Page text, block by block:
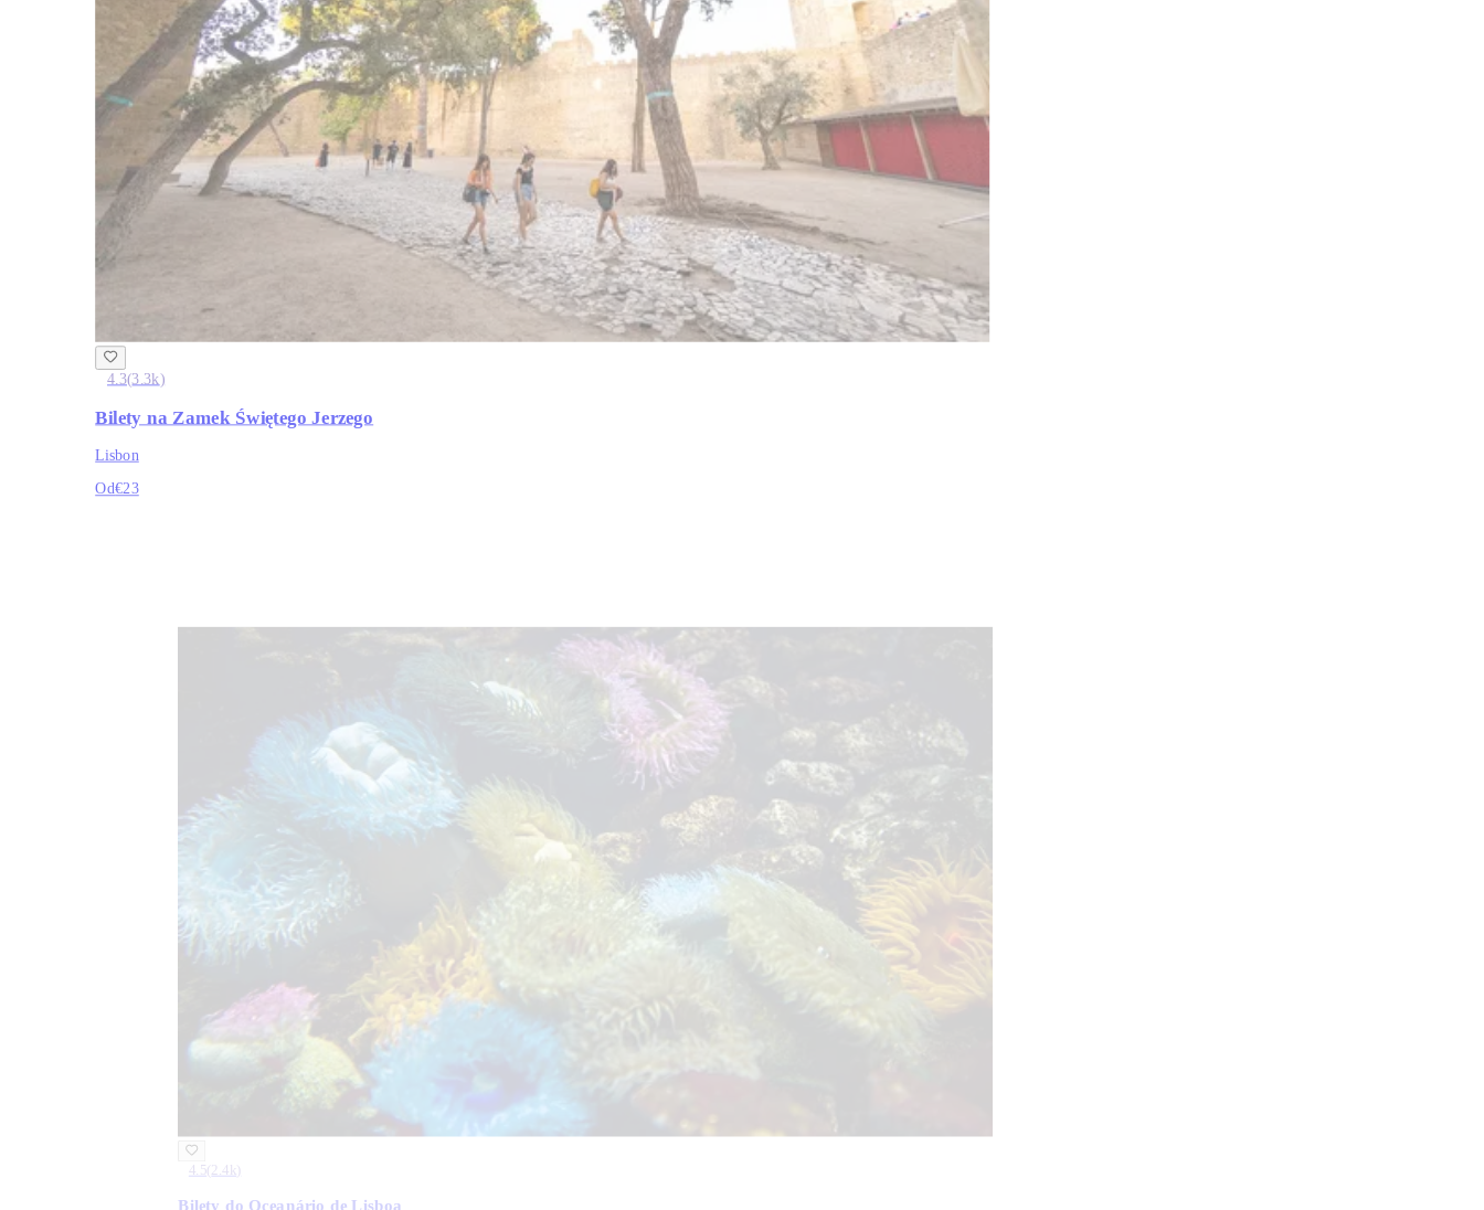
4.3(3.3k)
Bilety na Zamek Świętego Jerzego
Lisbon
Od€23
4.5( 2.4k )
Bilety do Oceanário de Lisboa